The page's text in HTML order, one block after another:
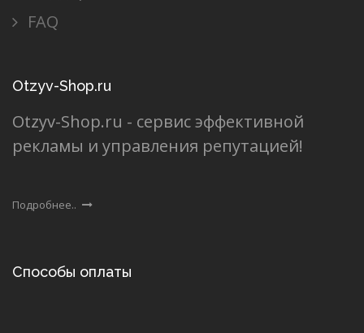
FAQ
Otzyv-Shop.ru
Otzyv-Shop.ru - сервис эффективной
рекламы и управления репутацией!
Подробнее..
Способы оплаты